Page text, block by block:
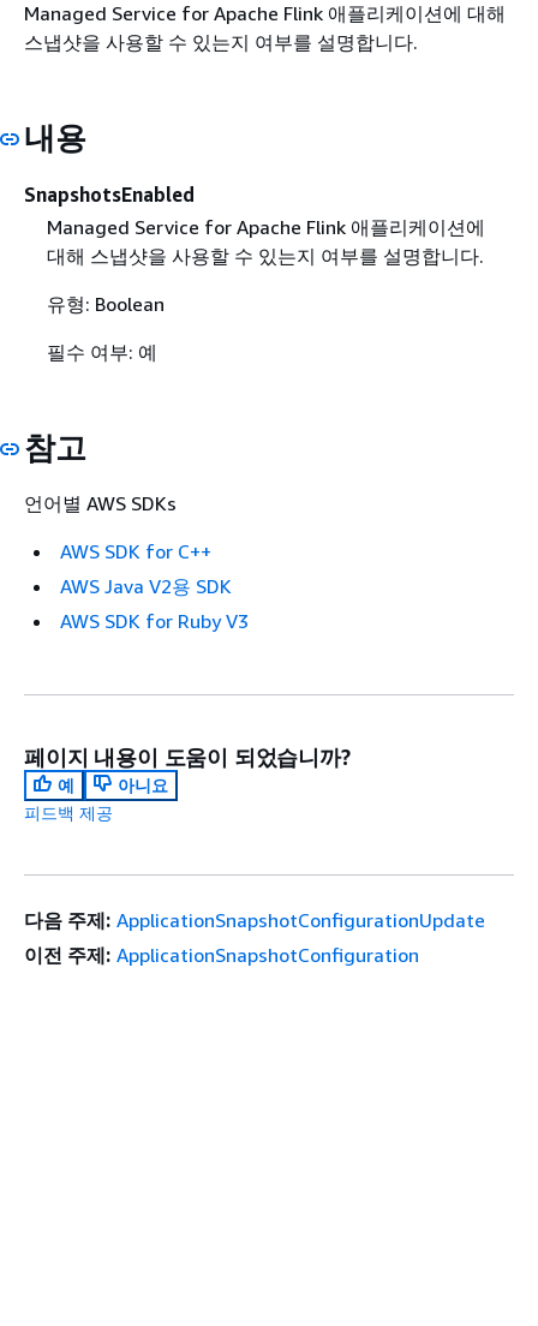
Managed Service for Apache Flink 애플리케이션에 대해
스냅샷을 사용할 수 있는지 여부를 설명합니다.
내용
SnapshotsEnabled
Managed Service for Apache Flink 애플리케이션에
대해 스냅샷을 사용할 수 있는지 여부를 설명합니다.
유형: Boolean
필수 여부: 예
참고
언어별 AWS SDKs
AWS SDK for C++
AWS Java V2용 SDK
AWS SDK for Ruby V3
페이지 내용이 도움이 되었습니까?
예
아니요
피드백 제공
다음 주제: ApplicationSnapshotConfigurationUpdate
이전 주제: ApplicationSnapshotConfiguration